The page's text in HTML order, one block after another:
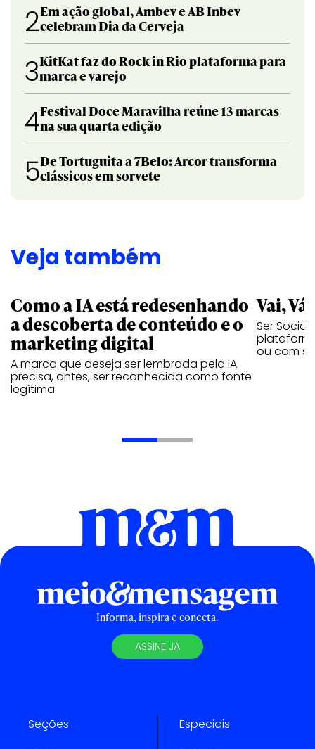
2Em ação global, Ambev e AB Inbev
celebram Dia da Cerveja
3KitKat faz do Rock in Rio plataforma para
marca e varejo
4Festival Doce Maravilha reúne 13 marcas
na sua quarta edição
5De Tortuguita a 7Belo: Arcor transforma
clássicos em sorvete
Veja também
Como a IA está redesenhando
a descoberta de conteúdo e o
marketing digital
A marca que deseja ser lembrada pela IA
precisa, antes, ser reconhecida como fonte
legítima
Vai,
Ser
ou com
Informa, inspira e conecta.
ASSINE JÁ
Seções Especiais